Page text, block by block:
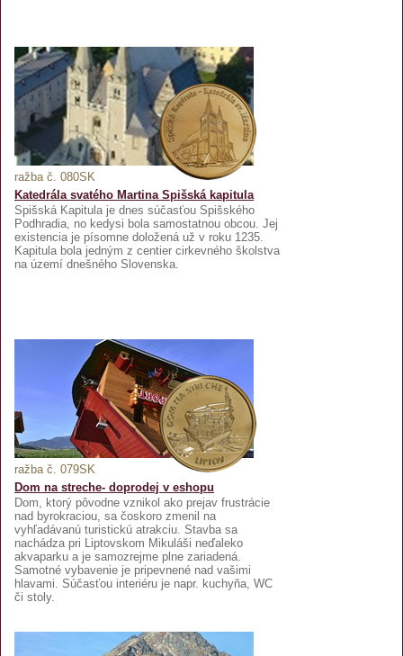
ražba č. 080SK
Katedrála svatého Martina Spišská kapitula
Spišská Kapitula je dnes súčasťou Spišského
Podhradia, no kedysi bola samostatnou obcou. Jej
existencia je písomne doložená už v roku 1235.
Kapitula bola jedným z centier cirkevného školstva
na území dnešného Slovenska.
ražba č. 079SK
Dom na streche- doprodej v eshopu
Dom, ktorý pôvodne vznikol ako prejav frustrácie
nad byrokraciou, sa čoskoro zmenil na
vyhľadávanú turistickú atrakciu. Stavba sa
nachádza pri Liptovskom Mikuláši neďaleko
akvaparku a je samozrejme plne zariadená.
Samotné vybavenie je pripevnené nad vašimi
hlavami. Súčasťou interiéru je napr. kuchyňa, WC
či stoly.